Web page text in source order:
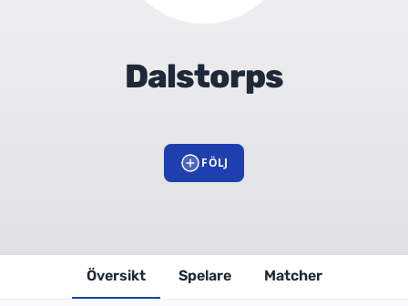
Dalstorps
FÖLJ
Översikt Spelare Matcher